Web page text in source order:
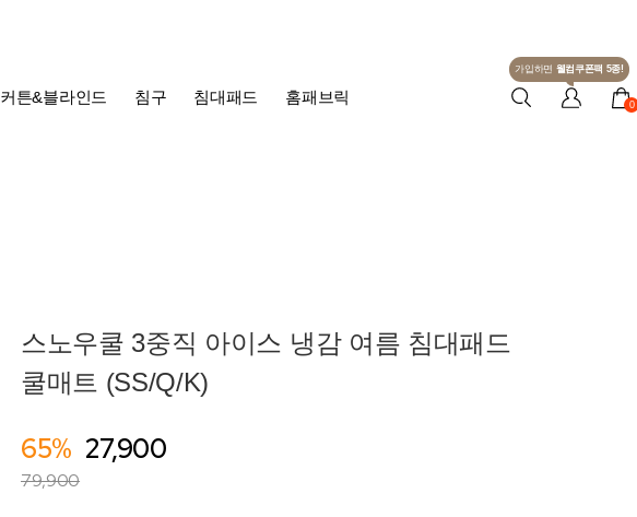
커튼&블라인드 침구 침대패드 홈패브릭
가입하면 웰컴쿠폰팩 5종!
0
스노우쿨 3중직 아이스 냉감 여름 침대패드
쿨매트 (SS/Q/K)
65% 27,900
79,900